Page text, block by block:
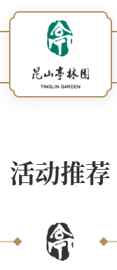
活动推荐